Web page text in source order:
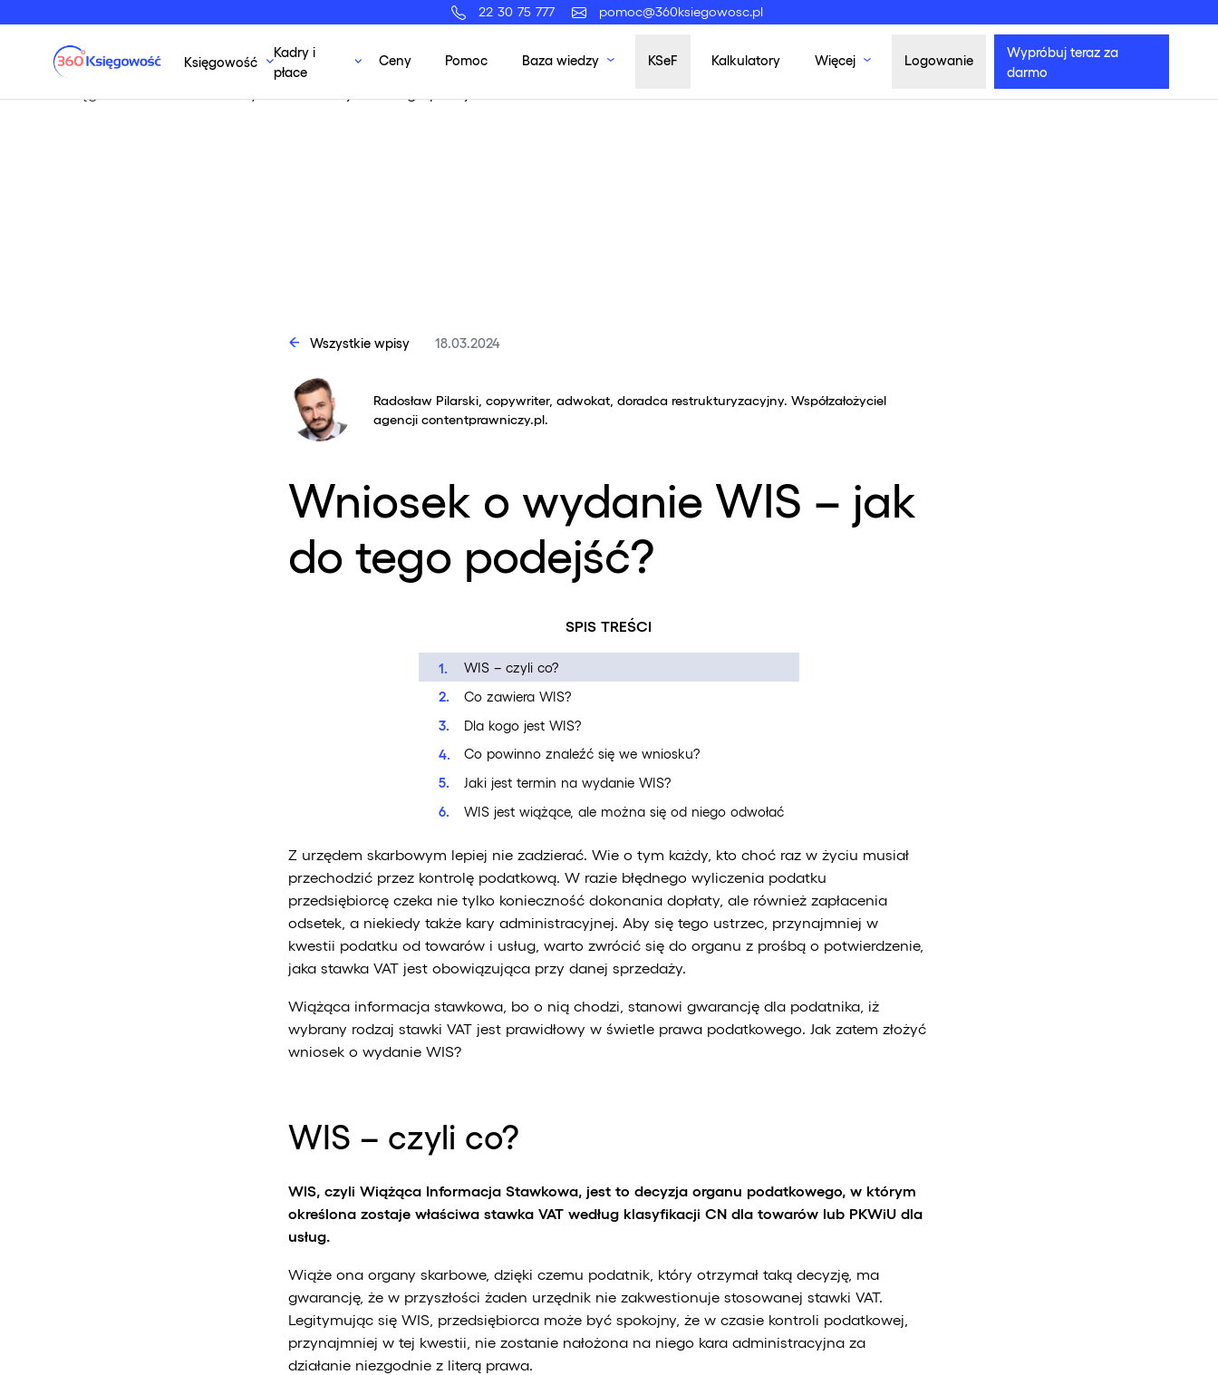
22 30 75 777 pomoc@360ksiegowosc.pl
Księgowość
Kadry i
płace
Ceny Pomoc Baza wiedzy KSeF Kalkulatory Więcej Logowanie
Wypróbuj teraz za
darmo
Wszystkie wpisy 18.03.2024
Radosław Pilarski, copywriter, adwokat, doradca restrukturyzacyjny. Współzałożyciel
agencji contentprawniczy.pl.
Wniosek o wydanie WIS – jak
do tego podejść?
SPIS TREŚCI
WIS – czyli co?
Co zawiera WIS?
Dla kogo jest WIS?
Co powinno znaleźć się we wniosku?
Jaki jest termin na wydanie WIS?
WIS jest wiążące, ale można się od niego odwołać
Z urzędem skarbowym lepiej nie zadzierać. Wie o tym każdy, kto choć raz w życiu musiał
przechodzić przez kontrolę podatkową. W razie błędnego wyliczenia podatku
przedsiębiorcę czeka nie tylko konieczność dokonania dopłaty, ale również zapłacenia
odsetek, a niekiedy także kary administracyjnej. Aby się tego ustrzec, przynajmniej w
kwestii podatku od towarów i usług, warto zwrócić się do organu z prośbą o potwierdzenie,
jaka stawka VAT jest obowiązująca przy danej sprzedaży.
Wiążąca informacja stawkowa, bo o nią chodzi, stanowi gwarancję dla podatnika, iż
wybrany rodzaj stawki VAT jest prawidłowy w świetle prawa podatkowego. Jak zatem złożyć
wniosek o wydanie WIS?
WIS – czyli co?
WIS, czyli Wiążąca Informacja Stawkowa, jest to decyzja organu podatkowego, w którym
określona zostaje właściwa stawka VAT według klasyfikacji CN dla towarów lub PKWiU dla
usług.
Wiąże ona organy skarbowe, dzięki czemu podatnik, który otrzymał taką decyzję, ma
gwarancję, że w przyszłości żaden urzędnik nie zakwestionuje stosowanej stawki VAT.
Legitymując się WIS, przedsiębiorca może być spokojny, że w czasie kontroli podatkowej,
przynajmniej w tej kwestii, nie zostanie nałożona na niego kara administracyjna za
działanie niezgodnie z literą prawa.